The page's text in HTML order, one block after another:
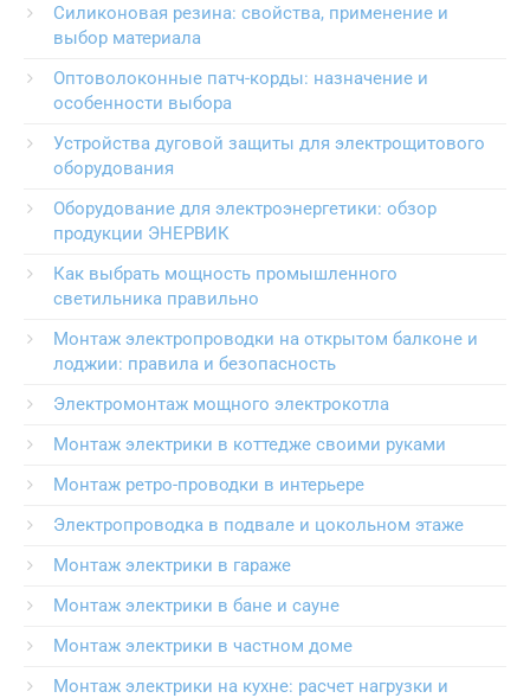
Силиконовая резина: свойства, применение и
выбор материала
Оптоволоконные патч-корды: назначение и
особенности выбора
Устройства дуговой защиты для электрощитового
оборудования
Оборудование для электроэнергетики: обзор
продукции ЭНЕРВИК
Как выбрать мощность промышленного
светильника правильно
Монтаж электропроводки на открытом балконе и
лоджии: правила и безопасность
Электромонтаж мощного электрокотла
Монтаж электрики в коттедже своими руками
Монтаж ретро-проводки в интерьере
Электропроводка в подвале и цокольном этаже
Монтаж электрики в гараже
Монтаж электрики в бане и сауне
Монтаж электрики в частном доме
Монтаж электрики на кухне: расчет нагрузки и